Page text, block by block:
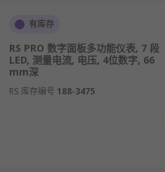
有库存
RS PRO 数字面板多功能仪表, 7 段
LED, 测量电流, 电压, 4位数字, 66
mm深
RS 库存编号 188-3475